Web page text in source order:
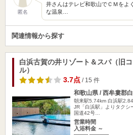
匿名
井さんはテレビ和歌山でＣＭをよ
な温泉…
関連情報から探す
白浜古賀の井リゾート＆スパ（旧
ル）
3.7点/ 15 件
和歌山県 / 西牟婁郡
朝来駅5.74km 白浜駅
JR「白浜駅」よりタク
国道42号…
営業時間
入浴料金 ～